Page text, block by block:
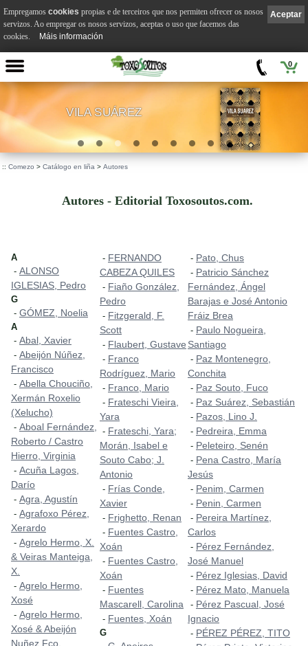
0
VILA SUÁREZ
:: Comezo > Catálogo en liña > Autores
Autores - Editorial Toxosoutos.com.
A
- ALONSO
IGLESIAS, Pedro
G
- GÓMEZ, Noelia
A
- Abal, Xavier
- Abeijón Núñez,
Francisco
- Abella Chouciño,
Xermán Roxelio
(Xelucho)
- Aboal Fernández,
Roberto / Castro
Hierro, Virginia
- Acuña Lagos,
Darío
- Agra, Agustín
- Agrafoxo Pérez,
Xerardo
- Agrelo Hermo, X.
& Veiras Manteiga,
X.
- Agrelo Hermo,
Xosé
- Agrelo Hermo,
Xosé & Abeijón
Nuñez Fco.
- FERNANDO
CABEZA QUILES
- Fiaño González,
Pedro
- Fitzgerald, F.
Scott
- Flaubert, Gustave
- Franco
Rodríguez, Mario
- Franco, Mario
- Frateschi Vieira,
Yara
- Frateschi, Yara;
Morán, Isabel e
Souto Cabo; J.
Antonio
- Frías Conde,
Xavier
- Frighetto, Renan
- Fuentes Castro,
Xoán
- Fuentes Castro,
Xoán
- Fuentes
Mascarell, Carolina
- Fuentes, Xoán
G
- Pato, Chus
- Patricio Sánchez
Fernández, Ángel
Barajas e José Antonio
Fráiz Brea
- Paulo Nogueira,
Santiago
- Paz Montenegro,
Conchita
- Paz Souto, Fuco
- Paz Suárez, Sebastián
- Pazos, Lino J.
- Pedreira, Emma
- Peleteiro, Senén
- Pena Castro, María
Jesús
- Penim, Carmen
- Penin, Carmen
- Pereira Martínez,
Carlos
- Pérez Fernández,
José Manuel
- Pérez Iglesias, David
- Pérez Mato, Manuela
- Pérez Pascual, José
Ignacio
- PÉREZ PÉREZ, TITO
Aceptar
Empregamos cookies propias e de terceiros que nos permiten ofrecer os nosos
servizos. Ao empregar os nosos servizos, aceptas o uso que facemos das
cookies.
Máis información